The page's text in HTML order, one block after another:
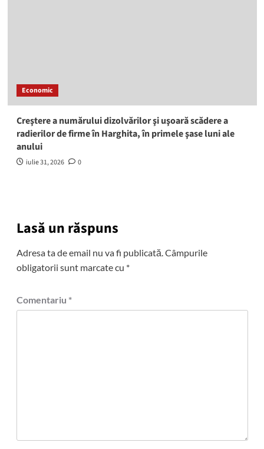
Economic
Creştere a numărului dizolvărilor şi uşoară scădere a
radierilor de firme în Harghita, în primele şase luni ale
anului
iulie 31, 2026 0
Lasă un răspuns
Adresa ta de email nu va fi publicată. Câmpurile
obligatorii sunt marcate cu *
Comentariu *